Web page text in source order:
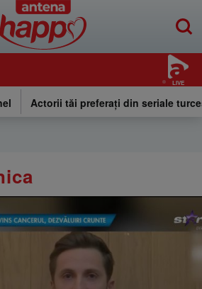
LIVE
Actorii tăi preferați din seriale